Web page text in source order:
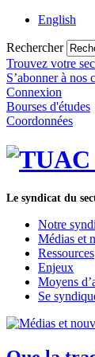
English
Rechercher
Trouvez votre
S’abonner à nos
Connexion
Bourses d'études
Coordonnées
Le syndicat du
Notre
Médias et
Ressources
Enjeux
Moyens
Se